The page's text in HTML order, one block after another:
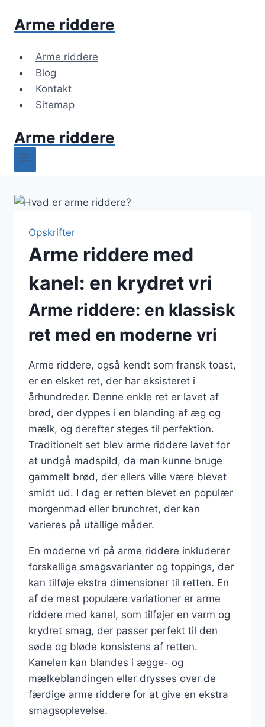
Arme riddere
Arme riddere
Blog
Kontakt
Sitemap
Arme riddere
Opskrifter
Arme riddere med
kanel: en krydret vri
Arme riddere: en klassisk
ret med en moderne vri
Arme riddere, også kendt som fransk toast,
er en elsket ret, der har eksisteret i
århundreder. Denne enkle ret er lavet af
brød, der dyppes i en blanding af æg og
mælk, og derefter steges til perfektion.
Traditionelt set blev arme riddere lavet for
at undgå madspild, da man kunne bruge
gammelt brød, der ellers ville være blevet
smidt ud. I dag er retten blevet en populær
morgenmad eller brunchret, der kan
varieres på utallige måder.
En moderne vri på arme riddere inkluderer
forskellige smagsvarianter og toppings, der
kan tilføje ekstra dimensioner til retten. En
af de mest populære variationer er arme
riddere med kanel, som tilføjer en varm og
krydret smag, der passer perfekt til den
søde og bløde konsistens af retten.
Kanelen kan blandes i ægge- og
mælkeblandingen eller drysses over de
færdige arme riddere for at give en ekstra
smagsoplevelse.